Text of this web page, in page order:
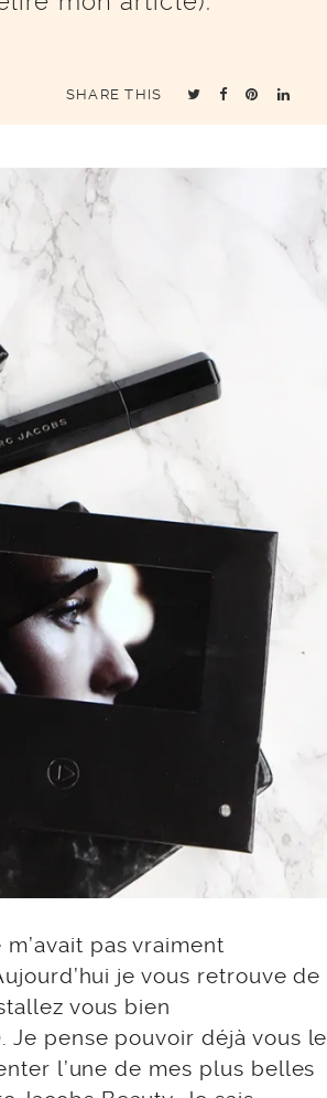
SHARE THIS
pas vraiment
je vous retrouve de
vous bien
Je pense pouvoir déjà vous le
l’une de mes plus belles